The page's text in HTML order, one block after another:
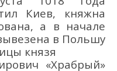
Киев, княжна
а в начале
ывезена в Польшу
князя
«Храбрый»